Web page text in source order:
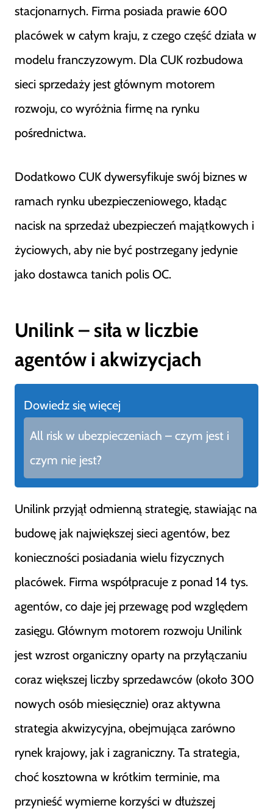
stacjonarnych. Firma posiada prawie 600
placówek w całym kraju, z czego część działa w
modelu franczyzowym. Dla CUK rozbudowa
sieci sprzedaży jest głównym motorem
rozwoju, co wyróżnia firmę na rynku
pośrednictwa.
Dodatkowo CUK dywersyfikuje swój biznes w
ramach rynku ubezpieczeniowego, kładąc
nacisk na sprzedaż ubezpieczeń majątkowych i
życiowych, aby nie być postrzegany jedynie
jako dostawca tanich polis OC.
Unilink – siła w liczbie
agentów i akwizycjach
Dowiedz się więcej
All risk w ubezpieczeniach – czym jest i
czym nie jest?
Unilink przyjął odmienną strategię, stawiając na
budowę jak największej sieci agentów, bez
konieczności posiadania wielu fizycznych
placówek. Firma współpracuje z ponad 14 tys.
agentów, co daje jej przewagę pod względem
zasięgu. Głównym motorem rozwoju Unilink
jest wzrost organiczny oparty na przyłączaniu
coraz większej liczby sprzedawców (około 300
nowych osób miesięcznie) oraz aktywna
strategia akwizycyjna, obejmująca zarówno
rynek krajowy, jak i zagraniczny. Ta strategia,
choć kosztowna w krótkim terminie, ma
przynieść wymierne korzyści w dłuższej